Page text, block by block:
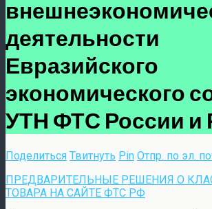
деятельности
Евразийского
экономического
УТН ФТС России и
Поделиться Твитнуть Pin Отпр. по эл.
ПРЕДВАРИТЕЛЬНЫЕ РЕШЕНИЯ О
ТОВАРА НА САЙТЕ ФТС РФ